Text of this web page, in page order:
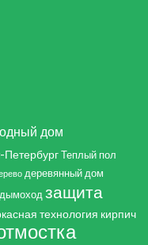
дом
Петербург Теплый пол
деревянный дом
дымоход защита
технология кирпич